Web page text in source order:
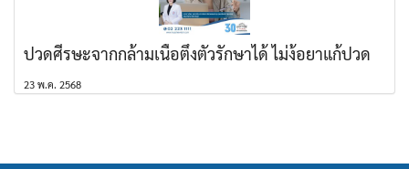
ปวดศีรษะจากกล้ามเนื้อตึงตัวรักษาได้ ไม่ง้อยาแก้ปวด
23 พ.ค. 2568